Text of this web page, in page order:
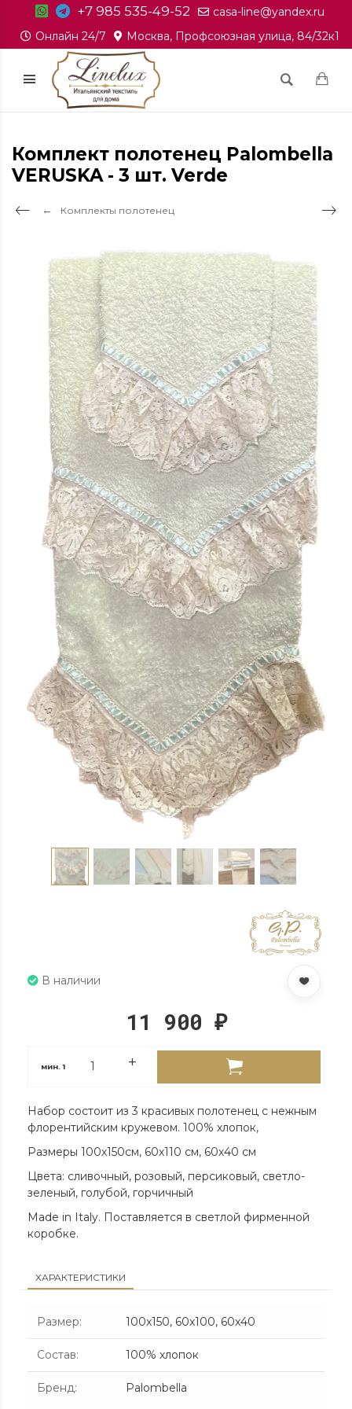
+7 985 535-49-52
casa-line@yandex.ru
Онлайн 24/7
Москва, Профсоюзная улица, 84/32к1
Комплект полотенец Palombella
VERUSKA - 3 шт. Verde
Комплекты полотенец
В наличии
11 900 ₽
мин.1
Набор состоит из 3 красивых полотенец с нежным
флорентийским кружевом. 100% хлопок,
Размеры 100х150см, 60х110 см, 60х40 см
Цвета: сливочный, розовый, персиковый, светло-
зеленый, голубой, горчичный
Made in Italy. Поставляется в светлой фирменной
коробке.
ХАРАКТЕРИСТИКИ
Размер: 100x150, 60x100, 60x40
Состав: 100% хлопок
Бренд: Palombella